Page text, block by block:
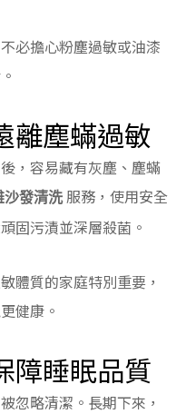
必擔心粉塵過敏或油漆
離塵蟎過敏
，容易藏有灰塵、塵蟎
沙發清洗服務，使用安全
固污漬並深層殺菌。
體質的家庭特別重要，
健康。
障睡眠品質
忽略清潔。長期下來，